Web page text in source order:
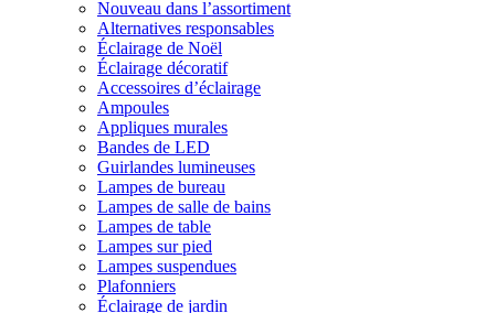
Nouveau dans l’assortiment
Alternatives responsables
Éclairage de Noël
Éclairage décoratif
Accessoires d’éclairage
Ampoules
Appliques murales
Bandes de LED
Guirlandes lumineuses
Lampes de bureau
Lampes de salle de bains
Lampes de table
Lampes sur pied
Lampes suspendues
Plafonniers
Éclairage de jardin